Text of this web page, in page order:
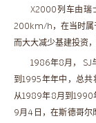
X2000列车由瑞
200km/h，在当时属
而大大减少基建投资
1986年8月， SJ
到1995年年中，总共
从1989年8月到1990
9月4日，在斯德哥尔